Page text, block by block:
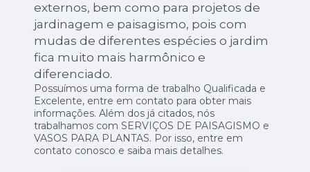
externos, bem como para projetos de
jardinagem e paisagismo, pois com
mudas de diferentes espécies o jardim
fica muito mais harmônico e
diferenciado.
Possuímos uma forma de trabalho Qualificada e
Excelente, entre em contato para obter mais
informações. Além dos já citados, nós
trabalhamos com SERVIÇOS DE PAISAGISMO e
VASOS PARA PLANTAS. Por isso, entre em
contato conosco e saiba mais detalhes.